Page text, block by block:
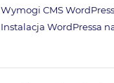
Wymogi CMS WordPress
Instalacja WordPressa